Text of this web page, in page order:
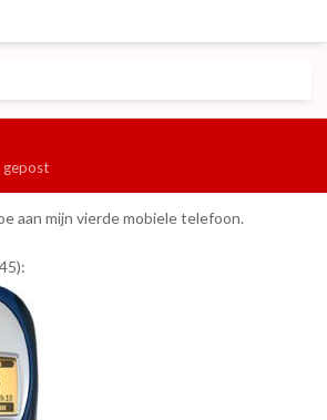
gepost
aan mijn vierde mobiele telefoon.